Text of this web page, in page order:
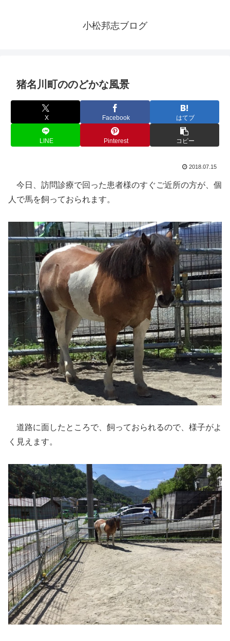
小松邦志ブログ
猪名川町ののどかな風景
X Facebook はてブ
LINE Pinterest コピー
2018.07.15
今日、訪問診療で回った患者様のすぐご近所の方が、個
人で馬を飼っておられます。
道路に面したところで、飼っておられるので、様子がよ
く見えます。